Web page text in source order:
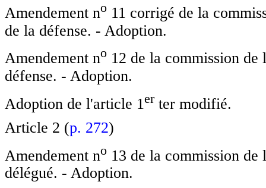
Amendement no 11 corrigé de la
de la défense. - Adoption.
Amendement no 12 de la commission
défense. - Adoption.
Adoption de l'article 1 erter modifié.
Article 2 (p. 272)
Amendement no 13 de la commission
délégué. - Adoption.